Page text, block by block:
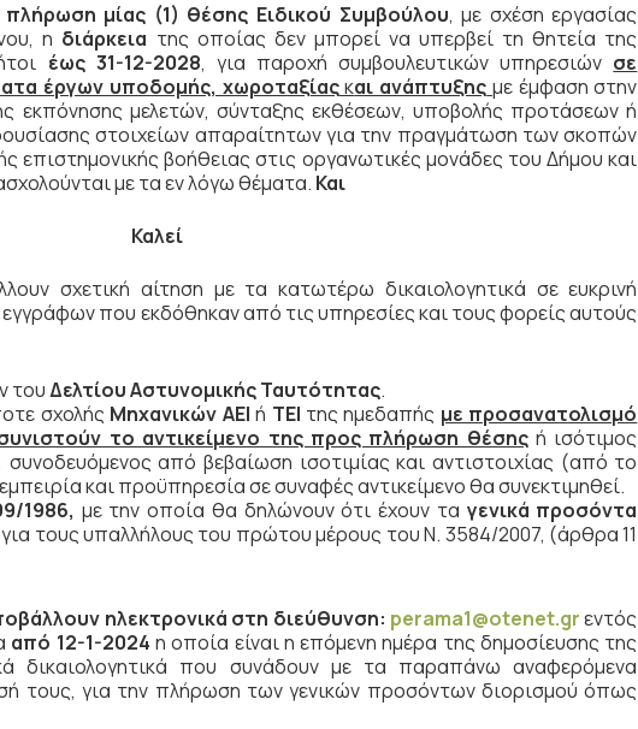
πλήρωση μίας (1) θέσης Ειδικού Συμβούλου, με σχέση εργασίας
η διάρκεια της οποίας δεν μπορεί να υπερβεί τη θητεία της
έως 31-12-2028, για παροχή συμβουλευτικών υπηρεσιών σε
έργων υποδομής, χωροταξίαςκαι ανάπτυξης με έμφαση στην
εκπόνησης μελετών, σύνταξης εκθέσεων, υποβολής προτάσεων ή
στοιχείων απαραίτητων για την πραγμάτωση των σκοπών
βοήθειας στις οργανωτικές μονάδες του Δήμου και
με τα εν λόγω θέματα. Και
Καλεί
σχετική αίτηση με τα κατωτέρω δικαιολογητικά σε ευκρινή
που εκδόθηκαν από τις υπηρεσίες και τους φορείς αυτούς
τουΔελτίου Αστυνομικής Ταυτότητας.
σχολής Μηχανικών ΑΕΙ ή ΤΕΙ της ημεδαπής με προσανατολισμό
το αντικείμενο της προς πλήρωση θέσηςή ισότιμος
από βεβαίωση ισοτιμίας και αντιστοιχίας (από το
και προϋπηρεσία σε συναφές αντικείμενο θα συνεκτιμηθεί.
1986, με την οποία θα δηλώνουν ότι έχουν τα γενικά προσόντα
τους υπαλλήλους του πρώτου μέρους του Ν. 3584/2007, (άρθρα 11
ηλεκτρονικά στη διεύθυνση: perama1@otenet.grεντός
από 12-1-2024 η οποία είναι η επόμενη ημέρα της δημοσίευσης της
δικαιολογητικά που συνάδουν με τα παραπάνω αναφερόμενα
τους, για την πλήρωση των γενικών προσόντων διορισμού όπως